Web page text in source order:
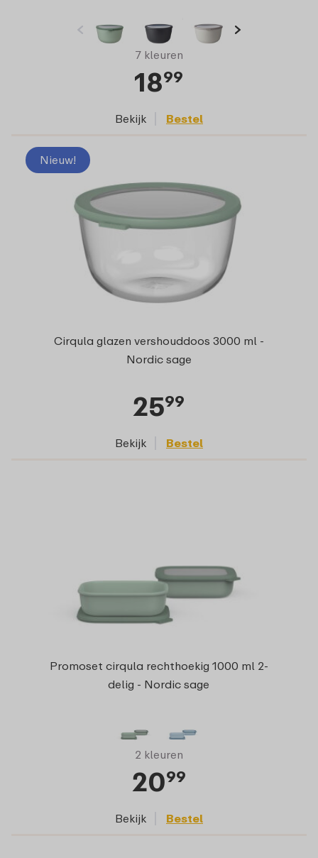
7 kleuren
1899
Bekijk Bestel
Nieuw!
Cirqula glazen vershouddoos 3000 ml -
Nordic sage
2599
Bekijk Bestel
Promoset cirqula rechthoekig 1000 ml 2-
delig - Nordic sage
2 kleuren
2099
Bekijk Bestel